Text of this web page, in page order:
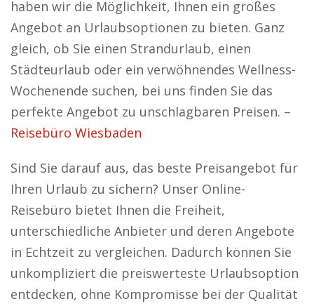
haben wir die Möglichkeit, Ihnen ein großes
Angebot an Urlaubsoptionen zu bieten. Ganz
gleich, ob Sie einen Strandurlaub, einen
Städteurlaub oder ein verwöhnendes Wellness-
Wochenende suchen, bei uns finden Sie das
perfekte Angebot zu unschlagbaren Preisen. –
Reisebüro Wiesbaden
Sind Sie darauf aus, das beste Preisangebot für
Ihren Urlaub zu sichern? Unser Online-
Reisebüro bietet Ihnen die Freiheit,
unterschiedliche Anbieter und deren Angebote
in Echtzeit zu vergleichen. Dadurch können Sie
unkompliziert die preiswerteste Urlaubsoption
entdecken, ohne Kompromisse bei der Qualität